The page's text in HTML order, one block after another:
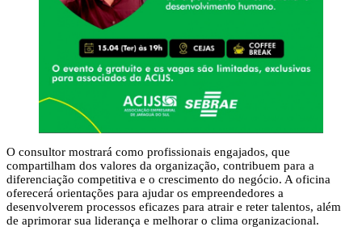
O consultor mostrará como profissionais engajados, que
compartilham dos valores da organização, contribuem para a
diferenciação competitiva e o crescimento do negócio. A oficina
oferecerá orientações para ajudar os empreendedores a
desenvolverem processos eficazes para atrair e reter talentos, além
de aprimorar sua liderança e melhorar o clima organizacional.